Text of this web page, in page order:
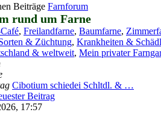
Farnforum
rund um Farne
, Freilandfarne, Baumfarne,
& Züchtung, Krankheiten &
& weltweit, Mein privater
Cibotium schiedei Schltdl. & …
Beitrag
17:57